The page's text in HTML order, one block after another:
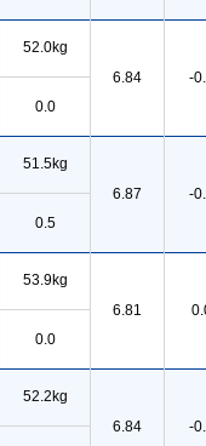
52.0kg
6.84
-
0.0
51.5kg
6.87
-
0.5
53.9kg
6.81
0.0
52.2kg
6.84
-